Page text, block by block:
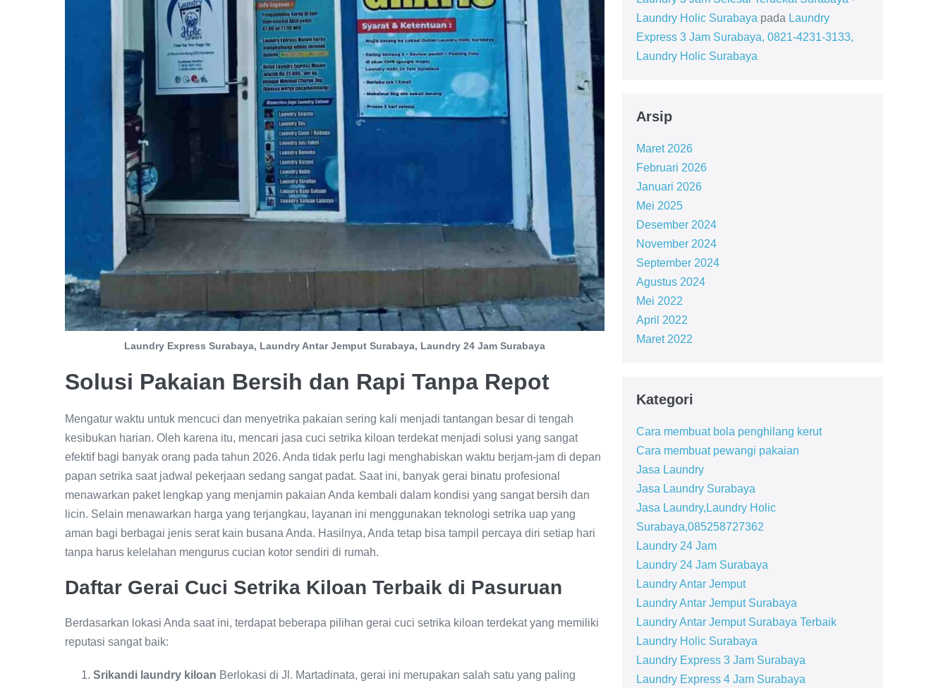
Laundry Express Surabaya, Laundry Antar Jemput Surabaya, Laundry 24 Jam Surabaya
Solusi Pakaian Bersih dan Rapi Tanpa Repot
Mengatur waktu untuk mencuci dan menyetrika pakaian sering kali menjadi tantangan besar di tengah
kesibukan harian. Oleh karena itu, mencari jasa cuci setrika kiloan terdekat menjadi solusi yang sangat
efektif bagi banyak orang pada tahun 2026. Anda tidak perlu lagi menghabiskan waktu berjam-jam di depan
papan setrika saat jadwal pekerjaan sedang sangat padat. Saat ini, banyak gerai binatu profesional
menawarkan paket lengkap yang menjamin pakaian Anda kembali dalam kondisi yang sangat bersih dan
licin. Selain menawarkan harga yang terjangkau, layanan ini menggunakan teknologi setrika uap yang
aman bagi berbagai jenis serat kain busana Anda. Hasilnya, Anda tetap bisa tampil percaya diri setiap hari
tanpa harus kelelahan mengurus cucian kotor sendiri di rumah.
Daftar Gerai Cuci Setrika Kiloan Terbaik di Pasuruan
Berdasarkan lokasi Anda saat ini, terdapat beberapa pilihan gerai cuci setrika kiloan terdekat yang memiliki
reputasi sangat baik:
Srikandi laundry kiloan Berlokasi di Jl. Martadinata, gerai ini merupakan salah satu yang paling
Laundry Holic Surabaya pada Laundry
Express 3 Jam Surabaya, 0821-4231-3133,
Laundry Holic Surabaya
Arsip
Maret 2026
Februari 2026
Januari 2026
Mei 2025
Desember 2024
November 2024
September 2024
Agustus 2024
Mei 2022
April 2022
Maret 2022
Kategori
Cara membuat bola penghilang kerut
Cara membuat pewangi pakaian
Jasa Laundry
Jasa Laundry Surabaya
Jasa Laundry,Laundry Holic
Surabaya,085258727362
Laundry 24 Jam
Laundry 24 Jam Surabaya
Laundry Antar Jemput
Laundry Antar Jemput Surabaya
Laundry Antar Jemput Surabaya Terbaik
Laundry Holic Surabaya
Laundry Express 3 Jam Surabaya
Laundry Express 4 Jam Surabaya